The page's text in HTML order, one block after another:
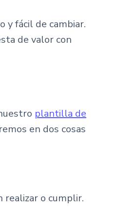
y fácil de cambiar.
de valor con
plantilla de
en dos cosas
realizar o cumplir.